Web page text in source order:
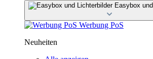
Easybox
Werbung PoS
Neuheiten